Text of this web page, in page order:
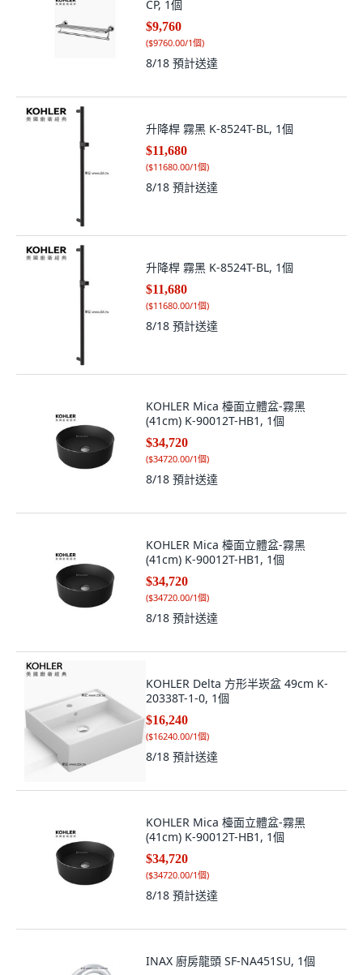
CP, 1個
$9,760
($9760.00/1個)
8/18 預計送達
升降桿 霧黑 K-8524T-BL, 1個
$11,680
($11680.00/1個)
8/18 預計送達
升降桿 霧黑 K-8524T-BL, 1個
$11,680
($11680.00/1個)
8/18 預計送達
KOHLER Mica 檯面立體盆-霧黑
(41cm) K-90012T-HB1, 1個
$34,720
($34720.00/1個)
8/18 預計送達
KOHLER Mica 檯面立體盆-霧黑
(41cm) K-90012T-HB1, 1個
$34,720
($34720.00/1個)
8/18 預計送達
KOHLER Delta 方形半崁盆 49cm K-
20338T-1-0, 1個
$16,240
($16240.00/1個)
8/18 預計送達
KOHLER Mica 檯面立體盆-霧黑
(41cm) K-90012T-HB1, 1個
$34,720
($34720.00/1個)
8/18 預計送達
INAX 廚房龍頭 SF-NA451SU, 1個